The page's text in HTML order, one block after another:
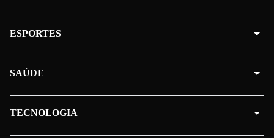
ESPORTES
SAÚDE
TECNOLOGIA